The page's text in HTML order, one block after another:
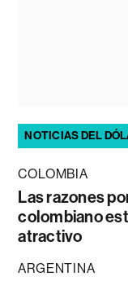
NOTICIAS DEL
COLOMBIA
Las razones
colombiano
atractivo
ARGENTINA